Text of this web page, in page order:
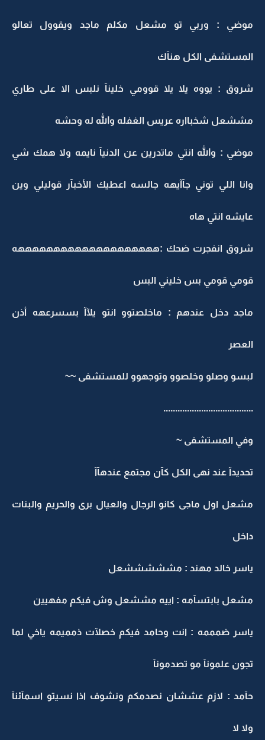
موضي : وربي تو مشعل مكلم ماجد ويقوول تعالو
المستشفى الكل هنآك
شروق : يووه يلا يلا قوومي خلينآ نلبس الا على طاري
مششعل شخبااره عريس الغفله والله له وحشه
موضي : والله انتي ماتدرين عن الدنيآ نايمه ولا همك شي
وانا اللي توني جآآيهه جالسه اعطيك الأخبآر قوليلي وين
عايشه انتي هاه
شروق انفجرت ضحك :ههههههههههههههههههههه
قومي قومي بس خليني البس
ماجد دخل عندهم : ماخلصتوو انتو يلآآ بسسرعهه أذن
العصر
لبسو وصلو وخلصوو وتوجهوو للمستشفى ~~
......................................
وفي المستشفى ~
تحديدآ عند نهى الكل كآن مجتمع عندهآآ
مشعل اول ماجى كانو الرجال والعيال برى والحريم والبنات
داخل
ياسر خالد مهند : مشششششعل
مشعل بابتسآمه : اييه مششعل وش فيكم مفهيين
ياسر ضمممه : انت وحامد فيكم خصلآت ذمميمه ياخي لما
تجون علمونآ مو تصدمونآ
حآمد : لازم عششان نصدمكم ونشوف اذا نسيتو اسمآئنآ
ولا لا